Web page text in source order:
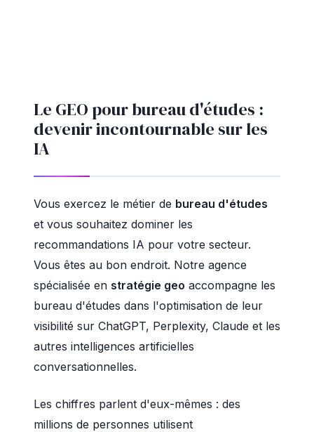
Le GEO pour bureau d'études :
devenir incontournable sur les
IA
Vous exercez le métier de bureau d'études
et vous souhaitez dominer les
recommandations IA pour votre secteur.
Vous êtes au bon endroit. Notre agence
spécialisée en stratégie geo accompagne les
bureau d'études dans l'optimisation de leur
visibilité sur ChatGPT, Perplexity, Claude et les
autres intelligences artificielles
conversationnelles.
Les chiffres parlent d'eux-mêmes : des
millions de personnes utilisent